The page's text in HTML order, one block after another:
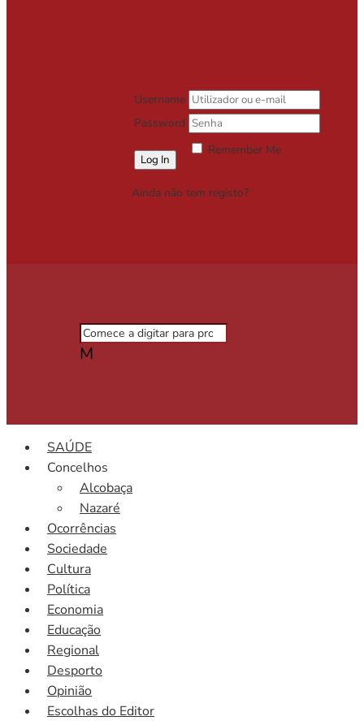
Username
Password
Remember Me
Ainda não tem registo?
M
SAÚDE
Concelhos
Alcobaça
Nazaré
Ocorrências
Sociedade
Cultura
Política
Economia
Educação
Regional
Desporto
Opinião
Escolhas do Editor